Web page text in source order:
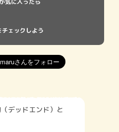
気に入ったら
チェックしよう
デッドエンド）と